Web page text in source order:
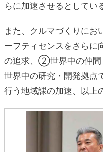
らに加速させるとしてい
また、クルマづくりに
ーフティセンスをさらに
の追求、 ②世界中の仲間
世界中の研究・開発拠点
行う地域課の加速、以上